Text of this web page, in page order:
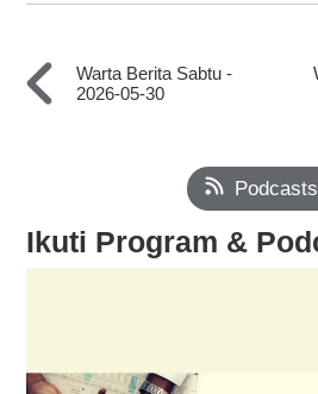
Warta Berita Sabtu -
2026-05-30
Ikuti Program &